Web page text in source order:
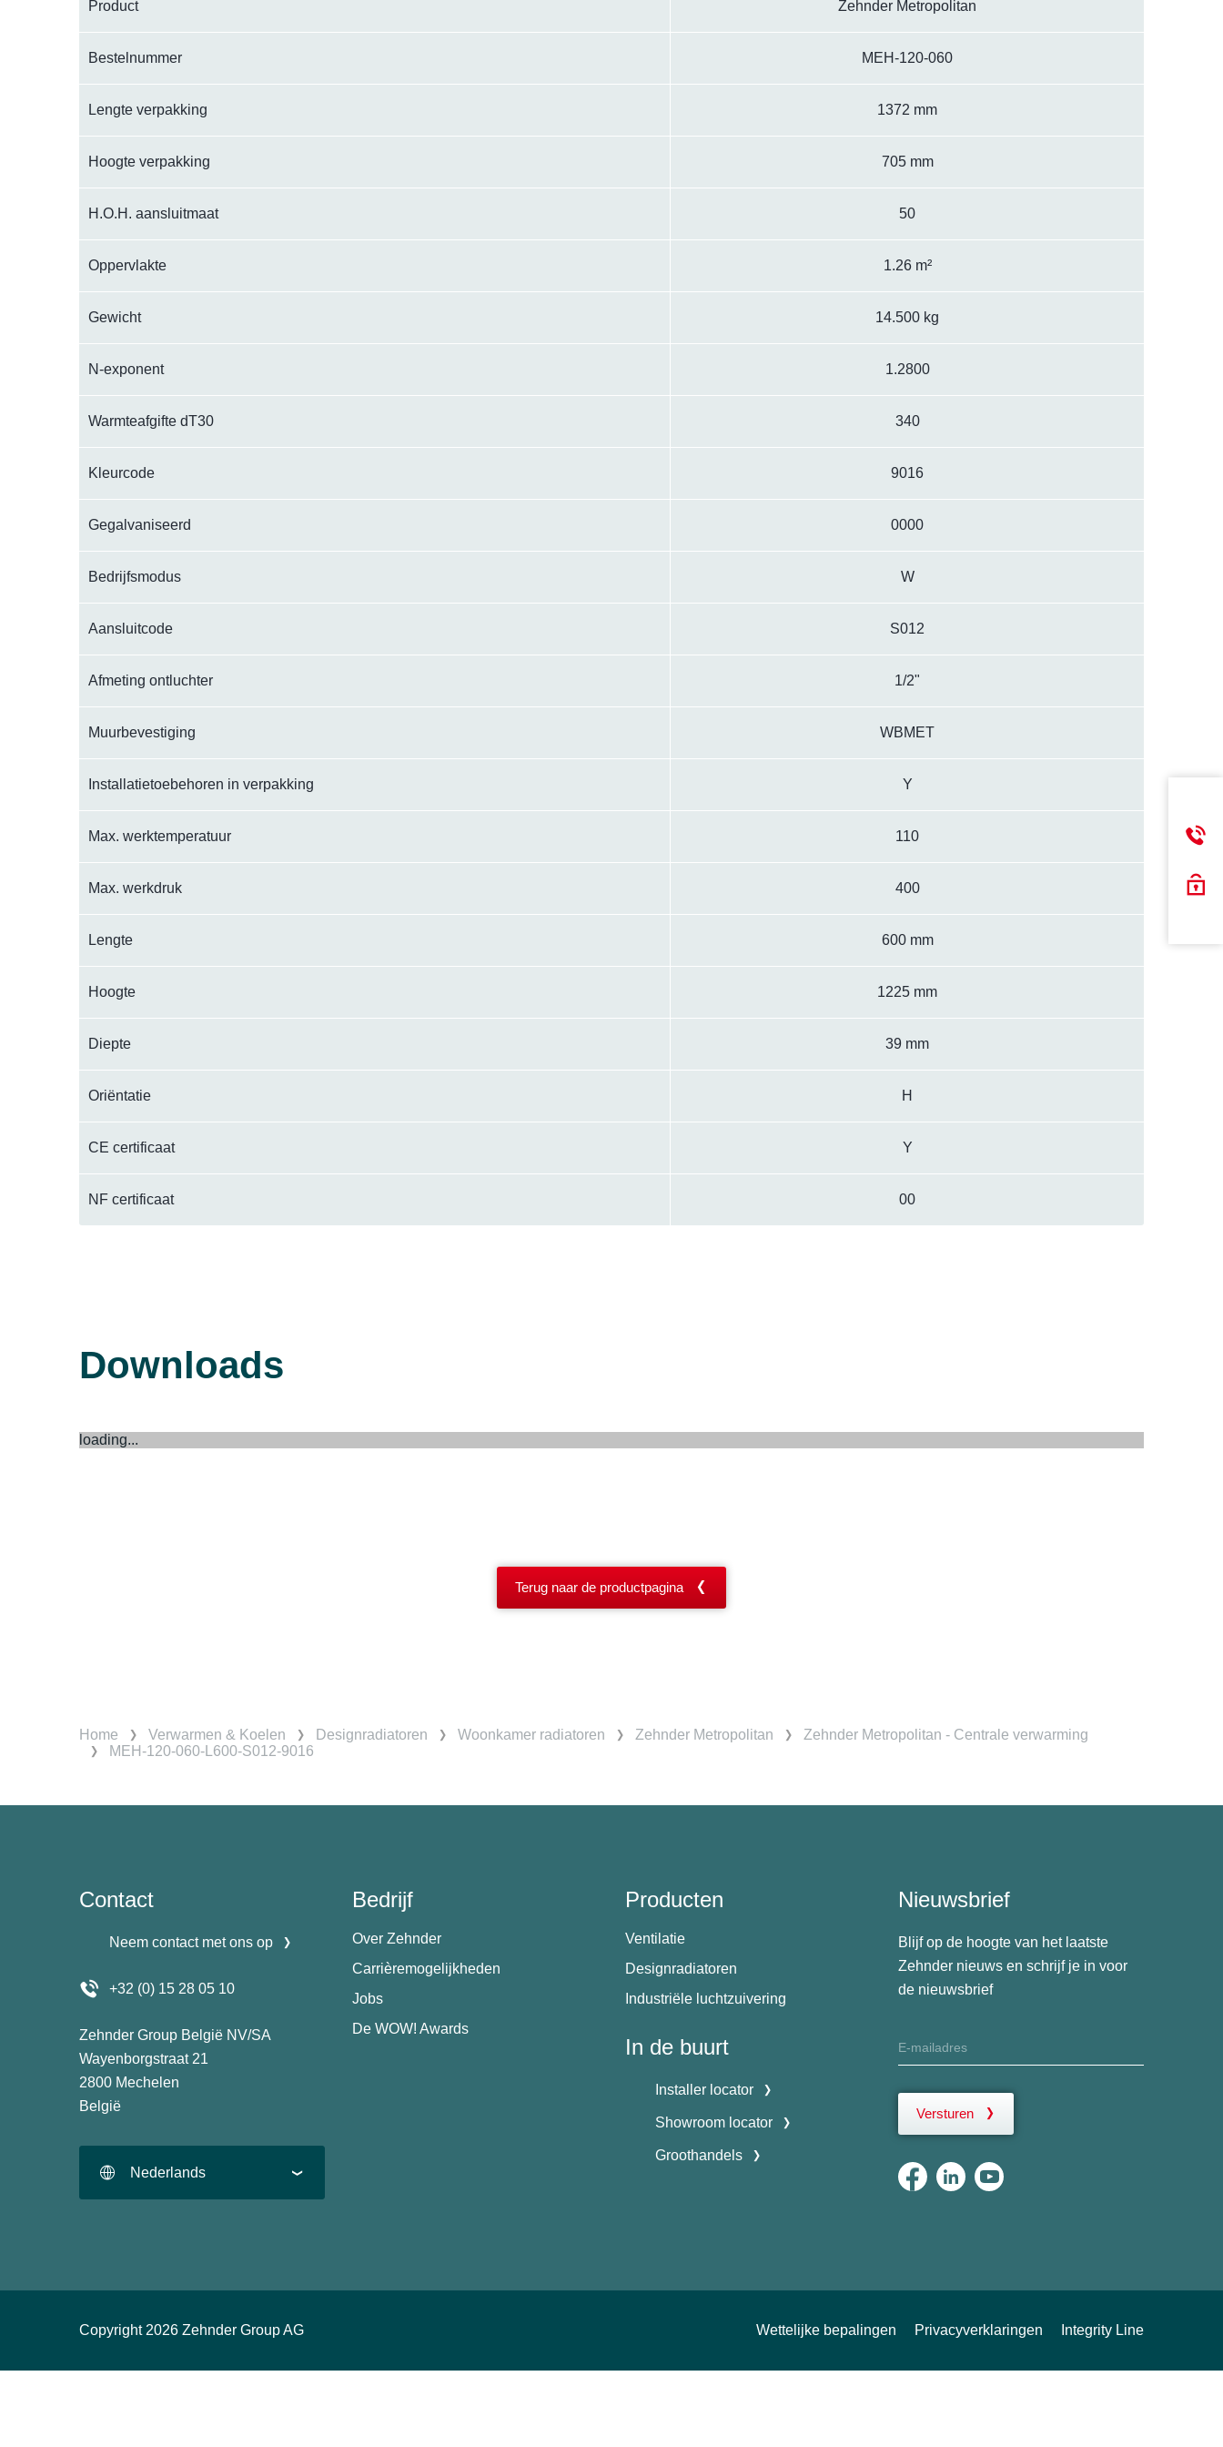
Product Zehnder Metropolitan
Bestelnummer MEH-120-060
Lengte verpakking 1372 mm
Hoogte verpakking 705 mm
H.O.H. aansluitmaat 50
Oppervlakte 1.26 m²
Gewicht 14.500 kg
N-exponent 1.2800
Warmteafgifte dT30 340
Kleurcode 9016
Gegalvaniseerd 0000
Bedrijfsmodus W
Aansluitcode S012
Afmeting ontluchter 1/2"
Muurbevestiging WBMET
Installatietoebehoren in verpakking Y
Max. werktemperatuur 110
Max. werkdruk 400
Lengte 600 mm
Hoogte 1225 mm
Diepte 39 mm
Oriëntatie H
CE certificaat Y
NF certificaat 00
Downloads
loading...
Terug naar de productpagina
Home Verwarmen & Koelen Designradiatoren Woonkamer radiatoren Zehnder Metropolitan
Zehnder Metropolitan - Centrale verwarming
MEH-120-060-L600-S012-9016
Contact
Neem contact met ons op
+32 (0) 15 28 05 10
Zehnder Group België NV/SA
Wayenborgstraat 21
2800 Mechelen
België
Nederlands
Bedrijf
Over Zehnder
Carrièremogelijkheden
Jobs
De WOW! Awards
Producten
Ventilatie
Designradiatoren
Industriële luchtzuivering
In de buurt
Installer locator
Showroom locator
Groothandels
Nieuwsbrief
Blijf op de hoogte van het laatste
Zehnder nieuws en schrijf je in voor
de nieuwsbrief
Versturen
Copyright 2026 Zehnder Group AG Wettelijke bepalingen Privacyverklaringen Integrity Line